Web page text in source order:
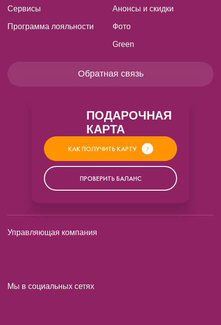
Сервисы
Программа лояльности
Анонсы и скидки
Фото
Green
Обратная связь
ПОДАРОЧНАЯ
КАРТА
КАК ПОЛУЧИТЬ КАРТУ
ПРОВЕРИТЬ БАЛАНС
Управляющая компания
Мы в социальных сетях